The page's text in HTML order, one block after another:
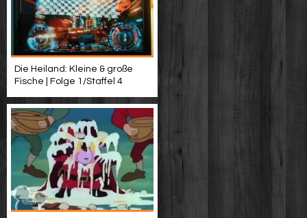
Die Heiland: Kleine & große
Fische | Folge 1/Staffel 4